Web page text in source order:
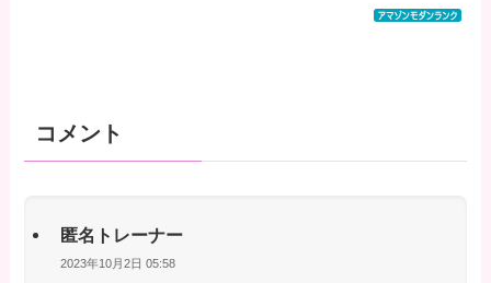
コメント
匿名トレーナー
2023年10月2日 05:58